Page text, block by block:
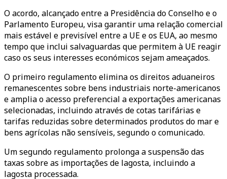
O acordo, alcançado entre a Presidência do Conselho e o
Parlamento Europeu, visa garantir uma relação comercial
mais estável e previsível entre a UE e os EUA, ao mesmo
tempo que inclui salvaguardas que permitem à UE reagir
caso os seus interesses económicos sejam ameaçados.
O primeiro regulamento elimina os direitos aduaneiros
remanescentes sobre bens industriais norte-americanos
e amplia o acesso preferencial a exportações americanas
selecionadas, incluindo através de cotas tarifárias e
tarifas reduzidas sobre determinados produtos do mar e
bens agrícolas não sensíveis, segundo o comunicado.
Um segundo regulamento prolonga a suspensão das
taxas sobre as importações de lagosta, incluindo a
lagosta processada.